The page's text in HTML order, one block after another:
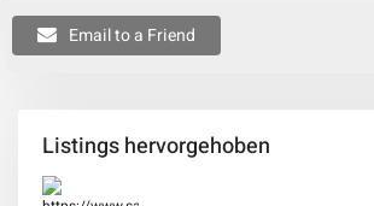
Email to a Friend
Listings hervorgehoben